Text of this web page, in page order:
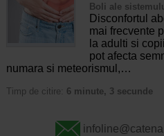
Boli ale
Disconfortul
mai frecvente
la adulti si
pot afecta
numara si meteorismul,…
Timp de citire: 6 minute, 3 secunde